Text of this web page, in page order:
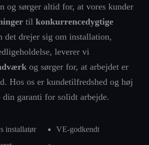
og sørger altid for, at vores kunder
tilkonkurrencedygtige
det drejer sig om installation,
leverer vi
og sørger for, at arbejdet er
Hos os er kundetilfredshed og høj
din garanti for solidt arbejde.
installatør
VE-godkendt